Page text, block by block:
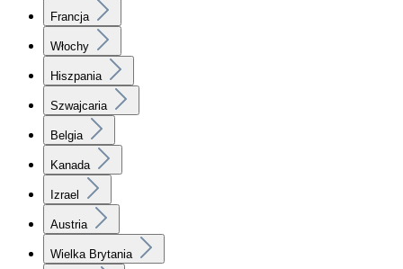
Francja
Włochy
Hiszpania
Szwajcaria
Belgia
Kanada
Izrael
Austria
Wielka Brytania